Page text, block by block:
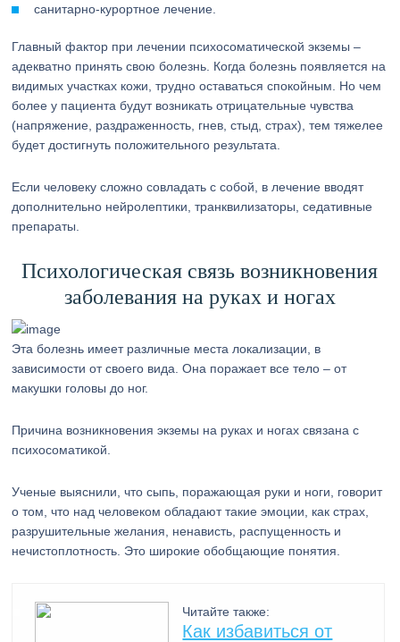
санитарно-курортное лечение.
Главный фактор при лечении психосоматической экземы –
адекватно принять свою болезнь. Когда болезнь появляется на
видимых участках кожи, трудно оставаться спокойным. Но чем
более у пациента будут возникать отрицательные чувства
(напряжение, раздраженность, гнев, стыд, страх), тем тяжелее
будет достигнуть положительного результата.
Если человеку сложно совладать с собой, в лечение вводят
дополнительно нейролептики, транквилизаторы, седативные
препараты.
Психологическая связь возникновения
заболевания на руках и ногах
Эта болезнь имеет различные места локализации, в
зависимости от своего вида. Она поражает все тело – от
макушки головы до ног.
Причина возникновения экземы на руках и ногах связана с
психосоматикой.
Ученые выяснили, что сыпь, поражающая руки и ноги, говорит
о том, что над человеком обладают такие эмоции, как страх,
разрушительные желания, ненависть, распущенность и
нечистоплотность. Это широкие обобщающие понятия.
Читайте также:
Как избавиться от